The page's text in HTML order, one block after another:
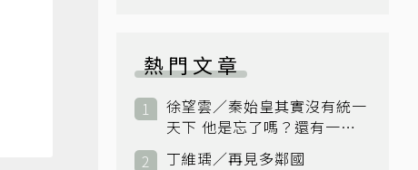
熱門文章
徐望雲／秦始皇其實沒有統一
天下 他是忘了嗎？還有一個
小國：衛國
丁維瑀／再見多鄰國